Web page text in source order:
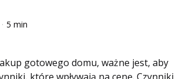
5 min
gotowego domu, ważne jest, aby